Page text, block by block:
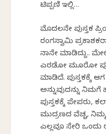
ಟಿಪ್ಪಣಿ ಇಲ್ಲಿ…
ಮೊದಲನೇ ಪುಸ್ತಕ
ರಂಗಸ್ವಾಮಿ
ನಾನೇ ಮಾಡಿದ್ದು..
ಎರಡೋ ಮೂರೋ
ಮಾಡಿದೆ. ಪುಸ್ತಕಕ್ಕೆ ಆಗ
ಅನ್ನುವುದನ್ನು ನಿಮಗೆ
ಪುಸ್ತಕಕ್ಕೆ ಪೇಪರು,
ಮುದ್ರಣದ ವೆಚ್ಚ,
ಎಲ್ಲವೂ ಸೇರಿ